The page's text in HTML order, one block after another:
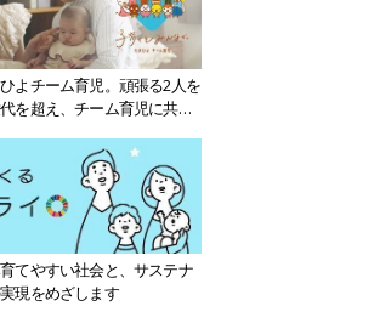
よチーム育児。頑張る2人を
を超え、チーム育児に共感
てやすい社会と、サステナ
現をめざします